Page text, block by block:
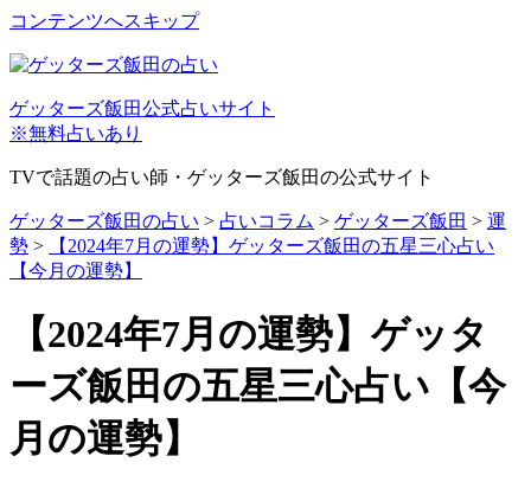
コンテンツへスキップ
ゲッターズ飯田公式占いサイト
※無料占いあり
TVで話題の占い師・ゲッターズ飯田の公式サイト
ゲッターズ飯田の占い > 占いコラム > ゲッターズ飯田 > 運
勢 >
【2024年7月の運勢】ゲッターズ飯田の五星三心占い
【今月の運勢】
【2024年7月の運勢】ゲッタ
ーズ飯田の五星三心占い【今
月の運勢】